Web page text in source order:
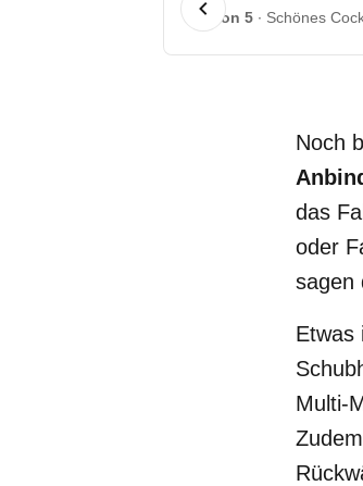
1 von 5 Schönes
Noch
das
oder
sagen
Etwas
Multi-